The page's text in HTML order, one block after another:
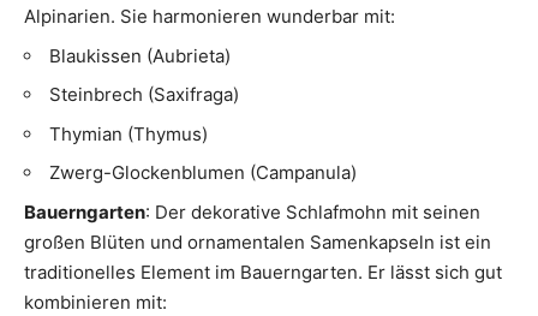
Alpinarien. Sie harmonieren wunderbar mit:
Blaukissen (Aubrieta)
Steinbrech (Saxifraga)
Thymian (Thymus)
Zwerg-Glockenblumen (Campanula)
Bauerngarten: Der dekorative Schlafmohn mit seinen
großen Blüten und ornamentalen Samenkapseln ist ein
traditionelles Element im Bauerngarten. Er lässt sich gut
kombinieren mit: